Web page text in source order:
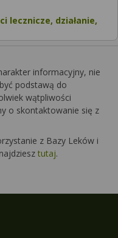
lecznicze, działanie,
informacyjny, nie
podstawą do
wątpliwości
o skontaktowanie się z
z Bazy Leków i
tutaj.